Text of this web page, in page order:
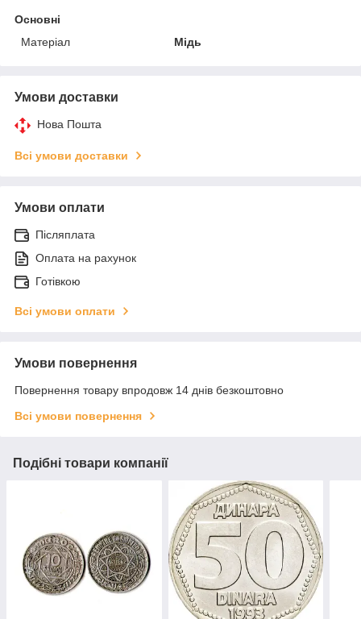
Основні
Матеріал
Мідь
Умови доставки
Нова Пошта
Всі умови доставки
Умови оплати
Післяплата
Оплата на рахунок
Готівкою
Всі умови оплати
Умови повернення
Повернення товару впродовж 14 днів безкоштовно
Всі умови повернення
Подібні товари компанії